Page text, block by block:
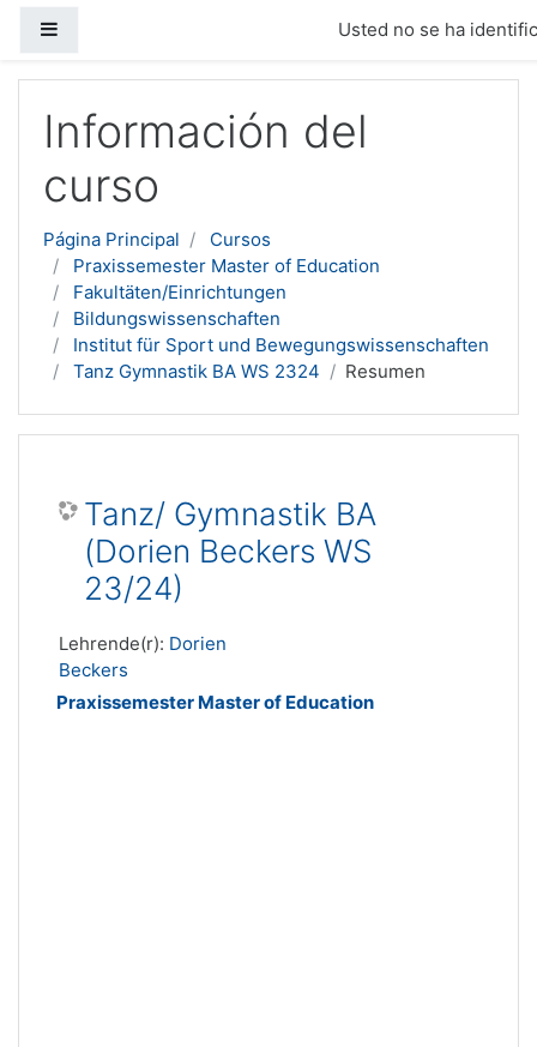
Usted no se ha
Información del
curso
Página Principal
Cursos
Praxissemester Master of Education
Fakultäten/Einrichtungen
Bildungswissenschaften
Institut für Sport und Bewegungswissenschaften
Tanz Gymnastik BA WS 2324
Resumen
Tanz/ Gymnastik BA
(Dorien Beckers WS
23/24)
Lehrende(r): Dorien
Beckers
Praxissemester Master of Education